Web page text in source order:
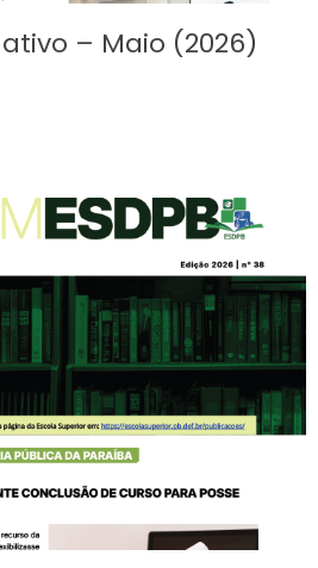
– Maio (2026)